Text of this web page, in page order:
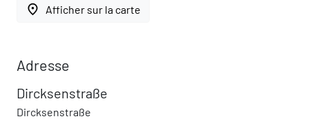
place Afficher sur la carte
Adresse
Dircksenstraße
Dircksenstraße